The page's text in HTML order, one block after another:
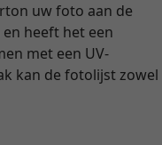
uw foto aan de
heeft het een
met een UV-
kan de fotolijst zowel